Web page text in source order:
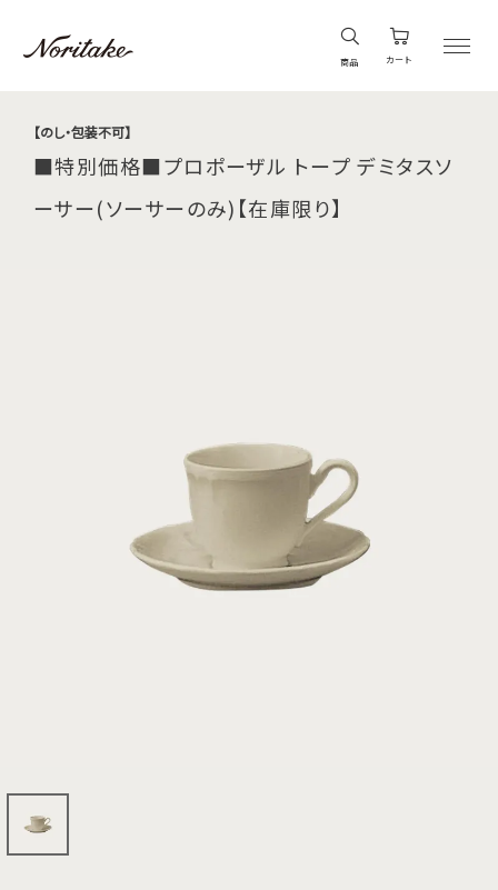
商品 カート
【のし・包装不可】
■特別価格■プロポーザル トープ デミタスソ
ーサー(ソーサーのみ)【在庫限り】